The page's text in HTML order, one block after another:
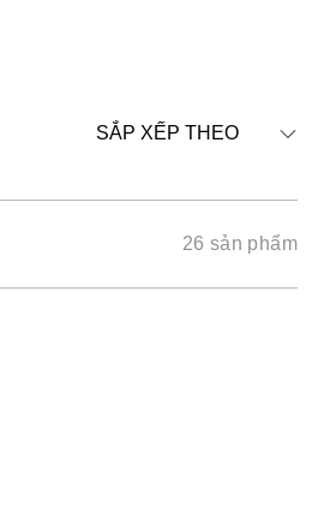
SẮP XẾP THEO
26 sản phẩm